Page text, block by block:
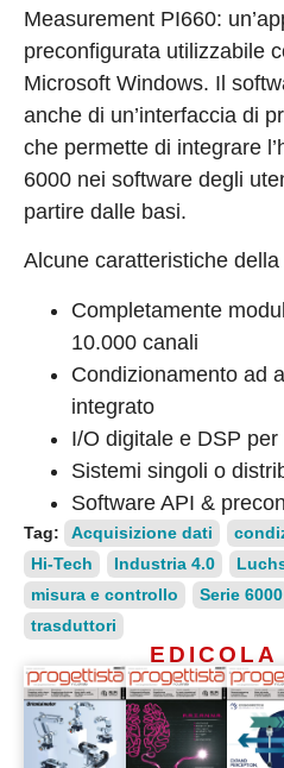
Measurement PI660:
preconfigurata utilizzabile
Microsoft Windows. Il
anche di un’interfaccia di
che permette di integrare
6000 nei software degli
partire dalle basi.
Alcune caratteristiche
Completamente
10.000 canali
Condizionamento ad
integrato
I/O digitale e DSP
Sistemi singoli o
Software API &
Tag: Acquisizione dati
Hi-Tech
Industria 4.0
misura e controllo
Serie 6000
trasduttori
EDICOLA